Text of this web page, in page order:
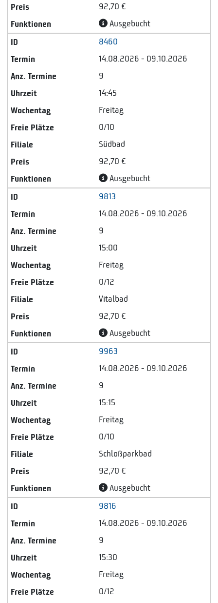
92,70 €
Ausgebucht
8460
14.08.2026 - 09.10.2026
9
14:45
Freitag
0/10
Südbad
92,70 €
Ausgebucht
9813
14.08.2026 - 09.10.2026
9
15:00
Freitag
0/12
Vitalbad
92,70 €
Ausgebucht
9963
14.08.2026 - 09.10.2026
9
15:15
Freitag
0/10
Schloßparkbad
92,70 €
Ausgebucht
9816
14.08.2026 - 09.10.2026
9
15:30
Freitag
0/12